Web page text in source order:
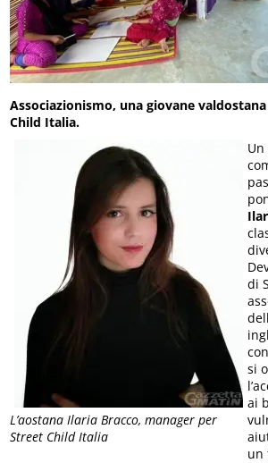
Associazionismo, una giovane
Child Italia.
L’aostana Ilaria Bracco, manager per
Street Child Italia
di
si
ai
un